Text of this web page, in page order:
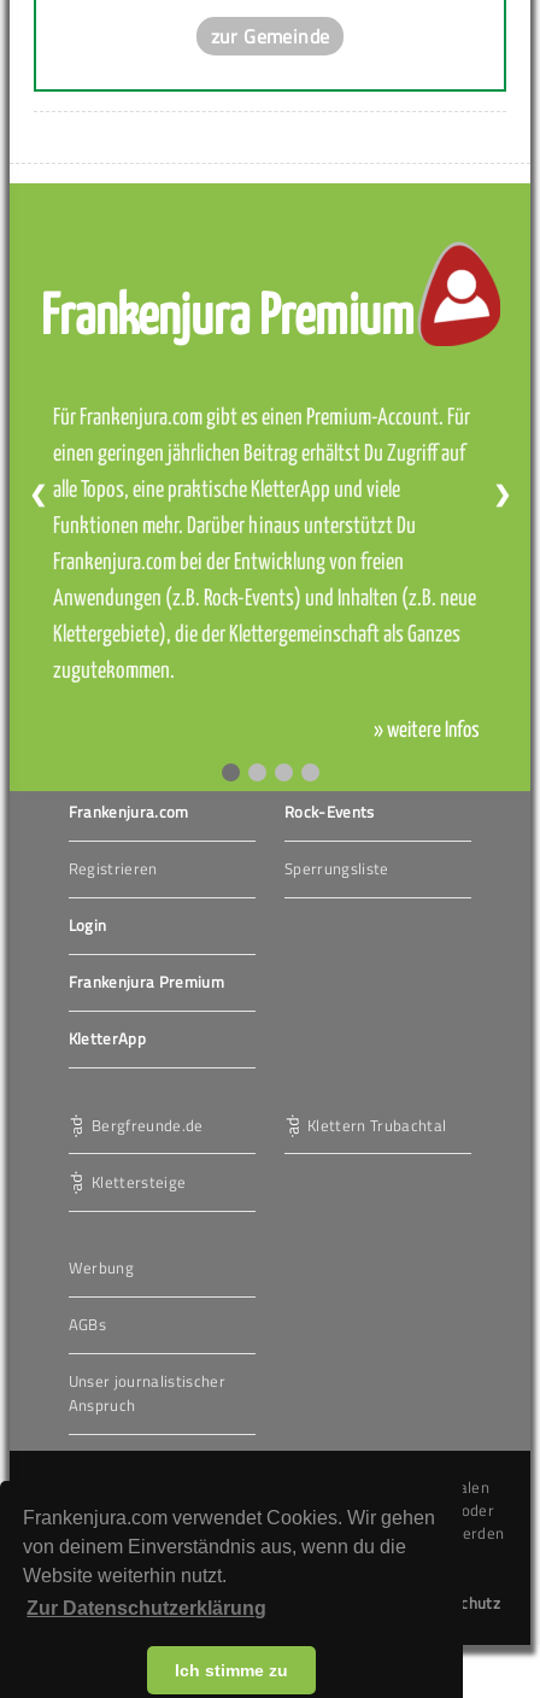
Frankenjura.com verwendet Cookies. Wir gehen
von deinem Einverständnis aus, wenn du die
Website weiterhin nutzt.
Zur Datenschutzerklärung
Ich stimme zu
zur Gemeinde
Frankenjura Premium
Für Frankenjura.com gibt es einen Premium-Account. Für
einen geringen jährlichen Beitrag erhältst Du Zugriff auf
alle Topos, eine praktische KletterApp und viele
Funktionen mehr. Darüber hinaus unterstützt Du
Frankenjura.com bei der Entwicklung von freien
Anwendungen (z.B. Rock-Events) und Inhalten (z.B. neue
Klettergebiete), die der Klettergemeinschaft als Ganzes
zugutekommen.
» weitere Infos
❮ ❯
Frankenjura.com
Registrieren
Login
Frankenjura Premium
KletterApp
Rock-Events
Sperrungsliste
Bergfreunde.de
Klettersteige
Klettern Trubachtal
Werbung
AGBs
Unser journalistischer
Anspruch
Die hier veröffentlichten Inhalte unterliegen dem internationalen
Urheberrecht (Copyright) und dürfen nicht kopiert, verändert oder
unverändert wiederveröffentlicht werden. Gegen Verstöße werden
wir auf juristischem Wege vorgehen.
Kontakt
Datenschutz